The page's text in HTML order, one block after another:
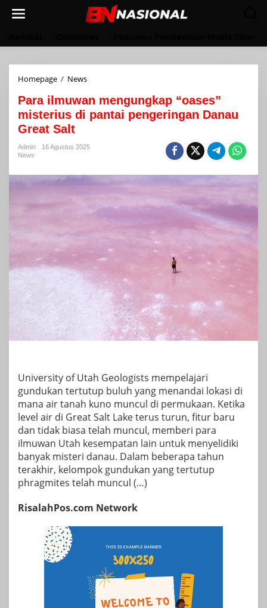
Homepage / NewsPara
mengungkap
"oases"
misterius
pantai
Great
Para ilmuwan mengungkap “oases”
misterius di pantai pengeringan Danau
Great Salt
Admin
16 Agustus 2025
News
University of Utah Geologists mempelajari
gundukan tertutup buluh yang menandai lokasi di
mana air tanah kuno muncul di permukaan. Ketika
level air di Great Salt Lake terus turun, fitur baru
dan tidak biasa telah muncul, memberi para
ilmuwan Utah kesempatan lain untuk menyelidiki
banyak misteri danau. Dalam beberapa tahun
terakhir, kelompok gundukan yang tertutup
phragmites telah muncul (…)
RisalahPos.com Network